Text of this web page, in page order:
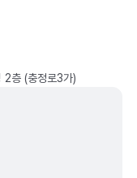
2층 (충정로3가)